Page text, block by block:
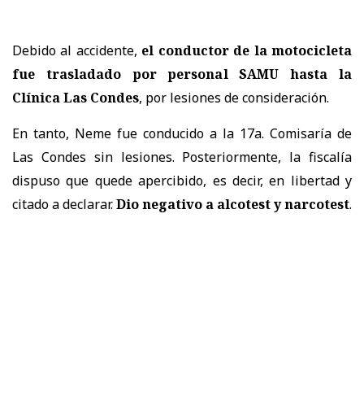
Debido al accidente, el conductor de la motocicleta
fue trasladado por personal SAMU hasta la
Clínica Las Condes, por lesiones de consideración.
En tanto, Neme fue conducido a la 17a. Comisaría de
Las Condes sin lesiones. Posteriormente, la fiscalía
dispuso que quede apercibido, es decir, en libertad y
citado a declarar.Dio negativo a alcotest y narcotest.